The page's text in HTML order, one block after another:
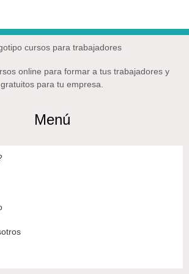
online para formar a tus trabajadores y
gratuitos para tu empresa.
Menú